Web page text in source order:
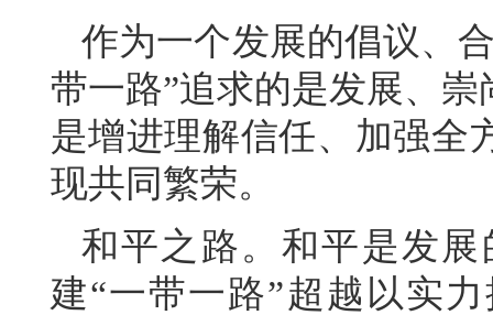
作为一个发展的倡议、
带一路”追求的是发展、
是增进理解信任、加强全
现共同繁荣。
和平之路。和平是发
建“一带一路”超越以实